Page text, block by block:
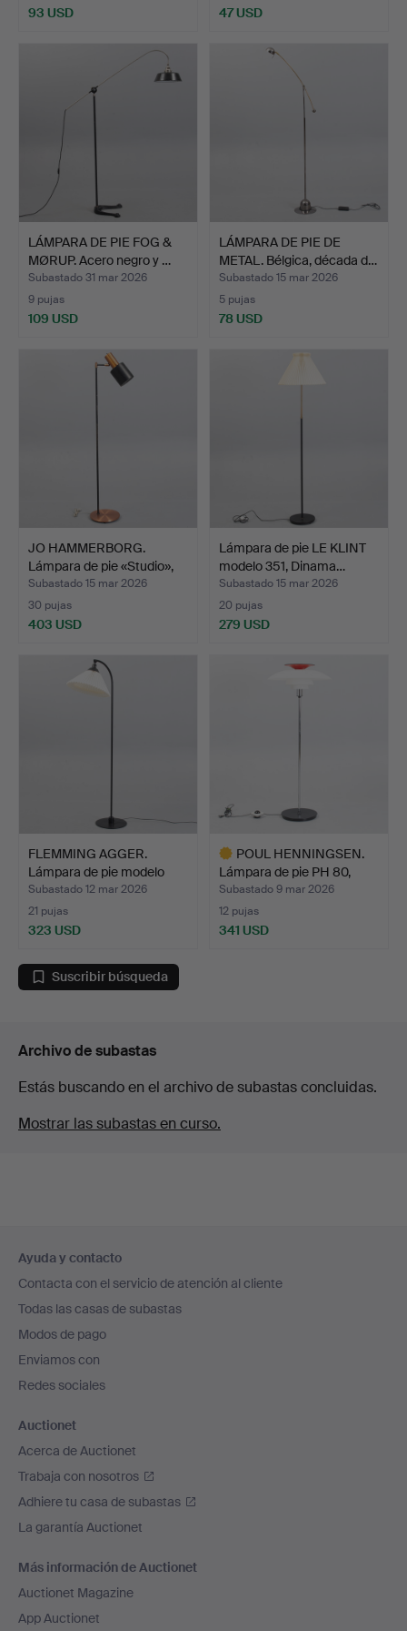
93 USD 47 USD
LÁMPARA DE PIE FOG &
MØRUP. Acero negro y …
Subastado 31 mar 2026
9 pujas
109 USD
LÁMPARA DE PIE DE
METAL. Bélgica, década d…
Subastado 15 mar 2026
5 pujas
78 USD
JO HAMMERBORG.
Lámpara de pie «Studio»,
de…
Subastado 15 mar 2026
30 pujas
403 USD
Lámpara de pie LE KLINT
modelo 351, Dinama…
Subastado 15 mar 2026
20 pujas
279 USD
FLEMMING AGGER.
Lámpara de pie modelo
368,…
Subastado 12 mar 2026
21 pujas
323 USD
POUL HENNINGSEN.
Lámpara de pie PH 80,
bla…
Subastado 9 mar 2026
12 pujas
341 USD
Suscribir búsqueda
Archivo de subastas
Estás buscando en el archivo de subastas concluidas.
Mostrar las subastas en curso.
en
el
pie
de
página
Ayuda y contacto
Contacta con el servicio de atención al cliente
Todas las casas de subastas
Modos de pago
Enviamos con
Redes sociales
Auctionet
Acerca de Auctionet
Trabaja con nosotros
Adhiere tu casa de subastas
La garantía Auctionet
Más información de Auctionet
Auctionet Magazine
App Auctionet